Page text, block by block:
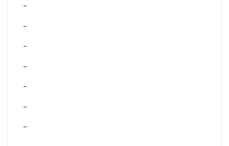
–
–
–
–
–
–
–